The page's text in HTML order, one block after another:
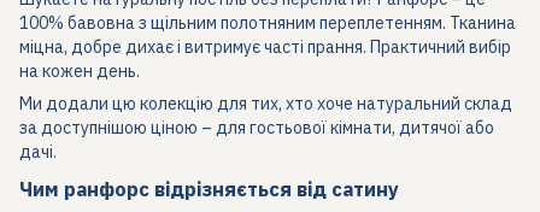
100% бавовна з щільним полотняним переплетенням. Тканина
міцна, добре дихає і витримує часті прання. Практичний вибір
на кожен день.
Ми додали цю колекцію для тих, хто хоче натуральний склад
за доступнішою ціною – для гостьової кімнати, дитячої або
дачі.
Чим ранфорс відрізняється від сатину